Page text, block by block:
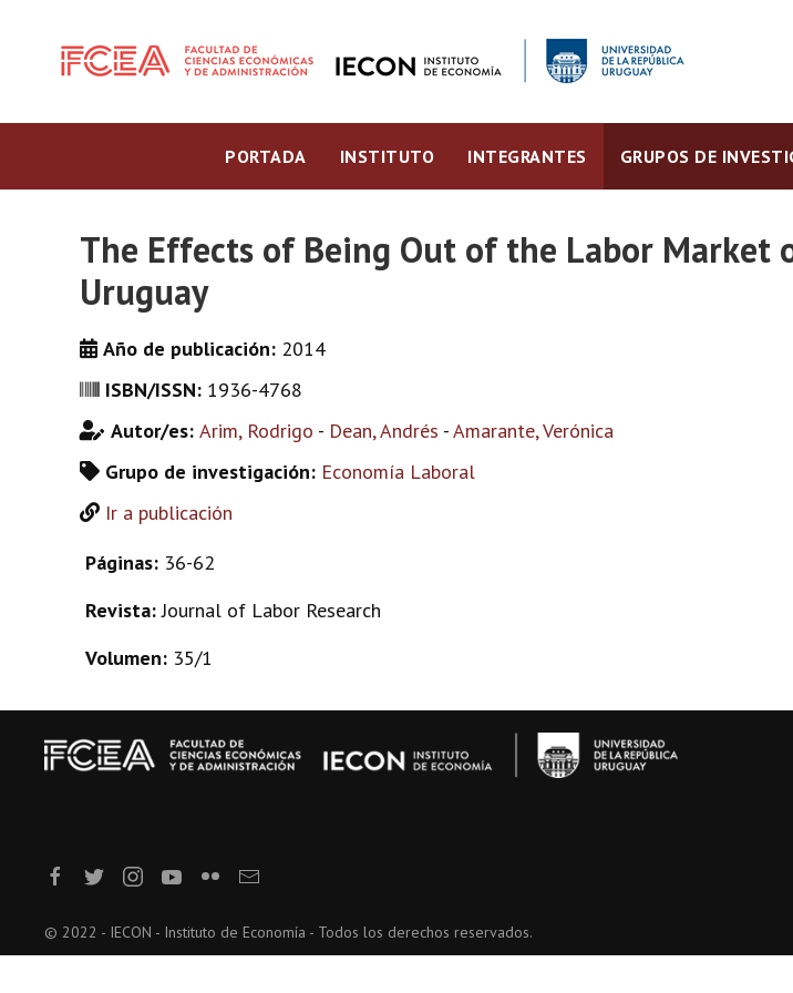
PORTADA INSTITUTO INTEGRANTES GRUPOS DE
The Effects of Being Out of the Labor Market
Uruguay
Año de publicación: 2014
ISBN/ISSN: 1936-4768
Autor/es: Arim, Rodrigo - Dean, Andrés -Amarante, Verónica
Grupo de investigación: Economía Laboral
Ir a publicación
Páginas: 36-62
Revista:Journal of Labor Research
Volumen: 35/1
© 2022 - IECON - Instituto de Economía - Todos los derechos reservados.